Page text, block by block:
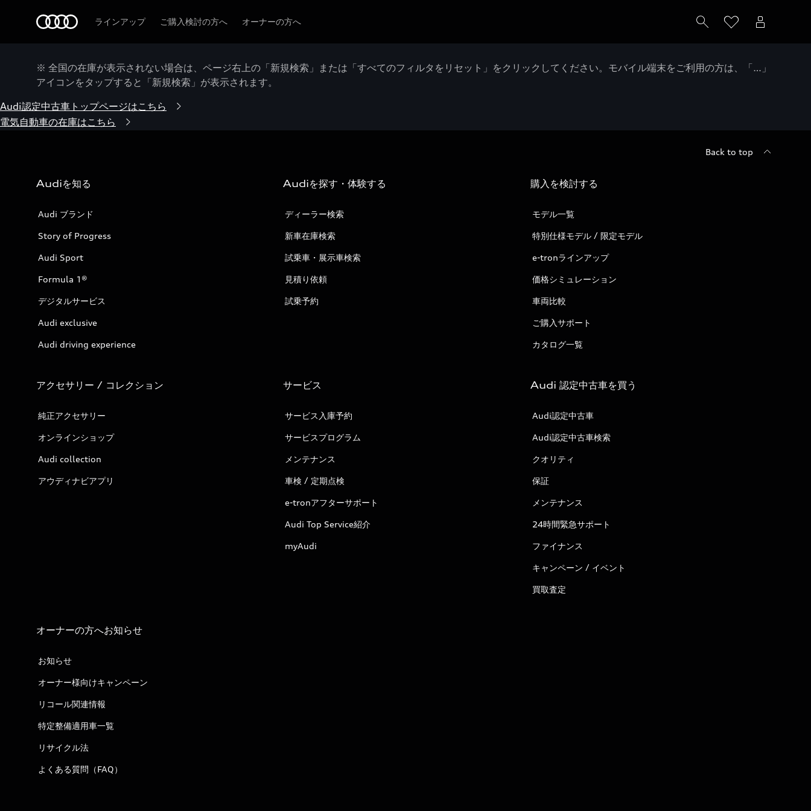
ラインアップ ご購入検討の方へ オーナーの方へ
※ 全国の在庫が表示されない場合は、ページ右上の「新規検索」または「すべてのフィルタをリセット」をクリックしてください。モバイル端末をご利用の方は、「…」
アイコンをタップすると「新規検索」が表示されます。
Audi認定中古車トップページはこちら
電気自動車の在庫はこちら
Back to top
Audiを知る
Audi ブランド
Story of Progress
Audi Sport
Formula 1®
デジタルサービス
Audi exclusive
Audi driving experience
Audiを探す・体験する
ディーラー検索
新車在庫検索
試乗車・展示車検索
見積り依頼
試乗予約
購入を検討する
モデル一覧
特別仕様モデル / 限定モデル
e-tronラインアップ
価格シミュレーション
車両比較
ご購入サポート
カタログ一覧
アクセサリー / コレクション
純正アクセサリー
オンラインショップ
Audi collection
アウディナビアプリ
サービス
サービス入庫予約
サービスプログラム
メンテナンス
車検 / 定期点検
e-tronアフターサポート
Audi Top Service紹介
myAudi
Audi 認定中古車を買う
Audi認定中古車
Audi認定中古車検索
クオリティ
保証
メンテナンス
24時間緊急サポート
ファイナンス
キャンペーン / イベント
買取査定
オーナーの方へお知らせ
お知らせ
オーナー様向けキャンペーン
リコール関連情報
特定整備適用車一覧
リサイクル法
よくある質問（FAQ）